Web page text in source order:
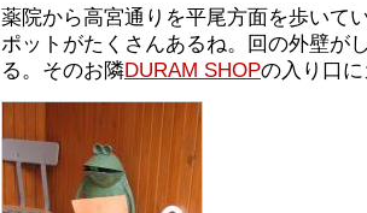
薬院から高宮通りを平尾方面を歩いて
ポットがたくさんあるね。回の外壁が
る。そのお隣DURAM SHOPの入り口